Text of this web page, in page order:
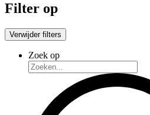
Filter op
Verwijder filters
Zoek op